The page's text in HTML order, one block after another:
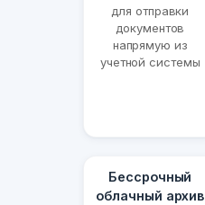
для отправки
документов
напрямую из
учетной системы
Бессрочный
облачный архив